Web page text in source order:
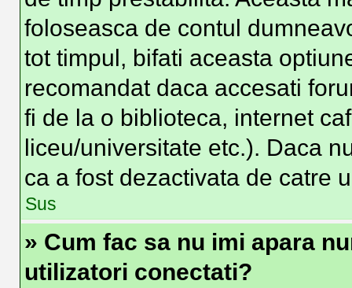
foloseasca de contul
tot timpul, bifati aceasta
recomandat daca accesati
fi de la o biblioteca, internet
liceu/universitate etc.). Daca
ca a fost dezactivata de catre
Sus
» Cum fac sa nu imi apara
utilizatori conectati?